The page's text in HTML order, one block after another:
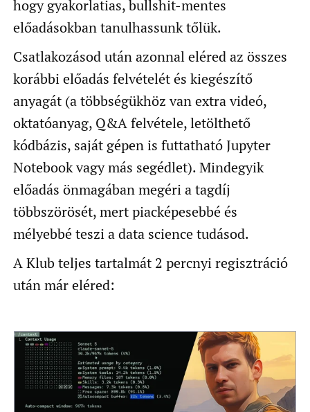
hogy gyakorlatias, bullshit-mentes
előadásokban tanulhassunk tőlük.
Csatlakozásod után azonnal eléred az összes
korábbi előadás felvételét és kiegészítő
anyagát (a többségükhöz van extra videó,
oktatóanyag, Q&A felvétele, letölthető
kódbázis, saját gépen is futtatható Jupyter
Notebook vagy más segédlet). Mindegyik
előadás önmagában megéri a tagdíj
többszörösét, mert piacképesebbé és
mélyebbé teszi a data science tudásod.
A Klub teljes tartalmát 2 percnyi regisztráció
után már eléred: